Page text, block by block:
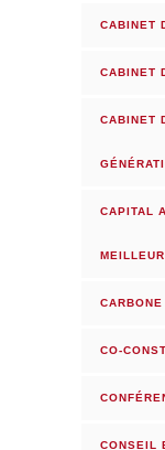
CABINET
CABINET
CABINET
CAPITAL
CARBONE
CO-
CONSEIL